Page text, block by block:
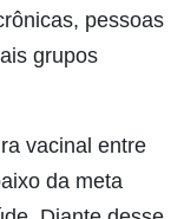
pessoas
grupos
vacinal entre
da meta